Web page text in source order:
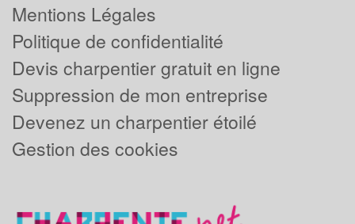
Mentions Légales
Politique de confidentialité
Devis charpentier gratuit en ligne
Suppression de mon entreprise
Devenez un charpentier étoilé
Gestion des cookies